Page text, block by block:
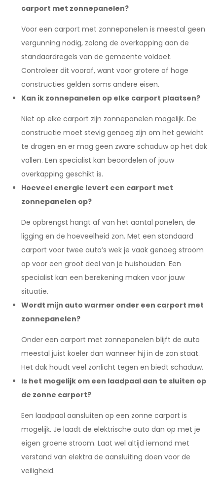
carport met zonnepanelen?
Voor een carport met zonnepanelen is meestal geen
vergunning nodig, zolang de overkapping aan de
standaardregels van de gemeente voldoet.
Controleer dit vooraf, want voor grotere of hoge
constructies gelden soms andere eisen.
Kan ik zonnepanelen op elke carport plaatsen?
Niet op elke carport zijn zonnepanelen mogelijk. De
constructie moet stevig genoeg zijn om het gewicht
te dragen en er mag geen zware schaduw op het dak
vallen. Een specialist kan beoordelen of jouw
overkapping geschikt is.
Hoeveel energie levert een carport met
zonnepanelen op?
De opbrengst hangt af van het aantal panelen, de
ligging en de hoeveelheid zon. Met een standaard
carport voor twee auto’s wek je vaak genoeg stroom
op voor een groot deel van je huishouden. Een
specialist kan een berekening maken voor jouw
situatie.
Wordt mijn auto warmer onder een carport met
zonnepanelen?
Onder een carport met zonnepanelen blijft de auto
meestal juist koeler dan wanneer hij in de zon staat.
Het dak houdt veel zonlicht tegen en biedt schaduw.
Is het mogelijk om een laadpaal aan te sluiten op
de zonne carport?
Een laadpaal aansluiten op een zonne carport is
mogelijk. Je laadt de elektrische auto dan op met je
eigen groene stroom. Laat wel altijd iemand met
verstand van elektra de aansluiting doen voor de
veiligheid.